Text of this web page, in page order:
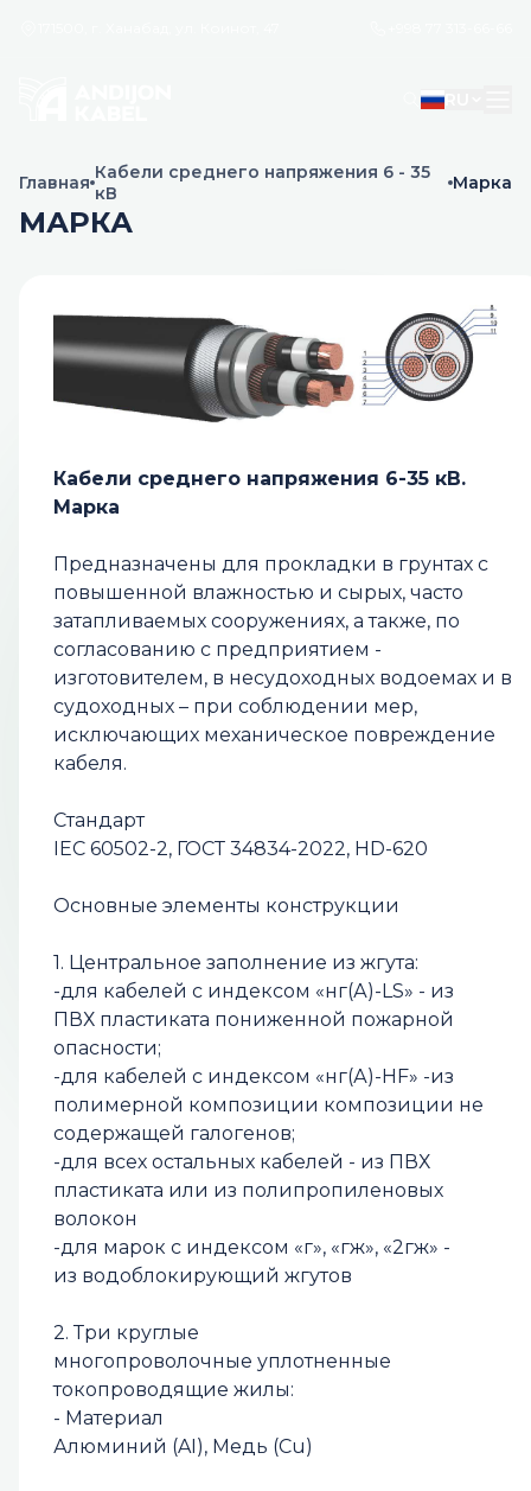
Главная Кабели среднего напряжения 6 - 35
кВ
Марка
МАРКА
Кабели среднего напряжения 6-35 кВ.
Марка
Предназначены для прокладки в грунтах с
повышенной влажностью и сырых, часто
затапливаемых сооружениях, а также, по
согласованию с предприятием -
изготовителем, в несудоходных водоемах и в
судоходных – при соблюдении мер,
исключающих механическое повреждение
кабеля.
Стандарт
IEC 60502-2, ГОСТ 34834-2022, HD-620
Основные элементы конструкции
1. Центральное заполнение из жгута:
-для кабелей с индексом «нг(А)-LS» - из
ПВХ пластиката пониженной пожарной
опасности;
-для кабелей с индексом «нг(А)-НF» -из
полимерной композиции композиции не
содержащей галогенов;
-для всех остальных кабелей - из ПВХ
пластиката или из полипропиленовых
волокон
-для марок с индексом «г», «гж», «2гж» -
из водоблокирующий жгутов
2. Три круглые
многопроволочные уплотненные
токопроводящие жилы:
- Материал
Алюминий (AI), Медь (Cu)